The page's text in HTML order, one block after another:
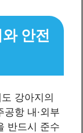
안전
강아지의
항 내·외부
반드시 준수